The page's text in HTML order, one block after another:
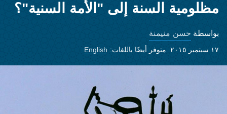
مظلومية السنة إلى "الأمة السنية"؟
بواسطة حسن منيمنة
١٧ سبتمبر ٢٠١٥ متوفر أيضًا باللغات: English